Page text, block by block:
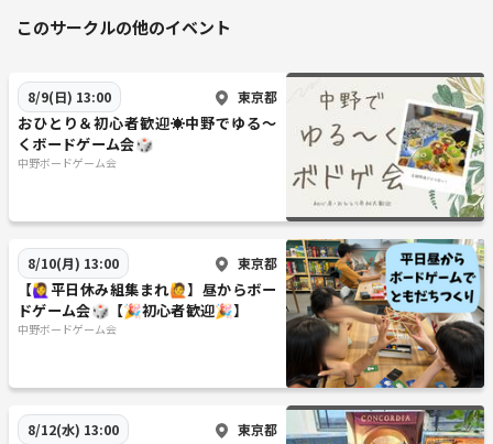
このサークルの他のイベント
8/9(日) 13:00 東京都
おひとり＆初心者歓迎☀️中野でゆる〜
くボードゲーム会🎲
中野ボードゲーム会
8/10(月) 13:00 東京都
【🙋‍♀️平日休み組集まれ🙋】昼からボー
ドゲーム会🎲【🎉初心者歓迎🎉】
中野ボードゲーム会
8/12(水) 13:00 東京都